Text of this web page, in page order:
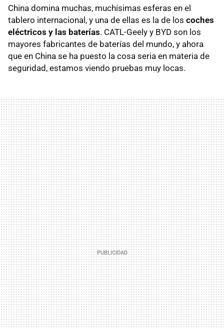
China domina muchas, muchísimas esferas en el
tablero internacional, y una de ellas es la de los coches
eléctricos y las baterías. CATL-Geely y BYD son los
mayores fabricantes de baterías del mundo, y ahora
que en China se ha puesto la cosa seria en materia de
seguridad, estamos viendo pruebas muy locas.